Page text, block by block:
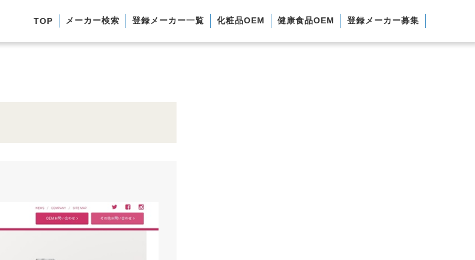
TOP メーカー検索 登録メーカー一覧 化粧品OEM 健康食品OEM 登録メーカー募集